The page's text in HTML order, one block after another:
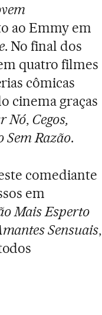
ao Emmy em
. No final dos
quatro filmes
cômicas
cinema graças
Nó, Cegos,
Sem Razão.
comediante
em
Mais Esperto
Sensuais,